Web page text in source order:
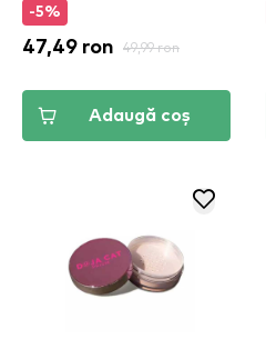
-5%
47,49 ron 49,99 ron
Adaugă coș